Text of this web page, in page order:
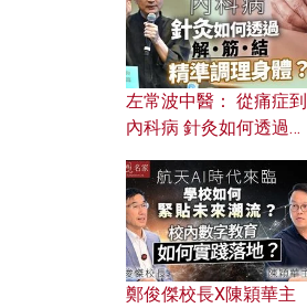
左常波中醫： 從痛症到
內科病 針灸如何透過解
鄭俊傑校長X陳穎華主